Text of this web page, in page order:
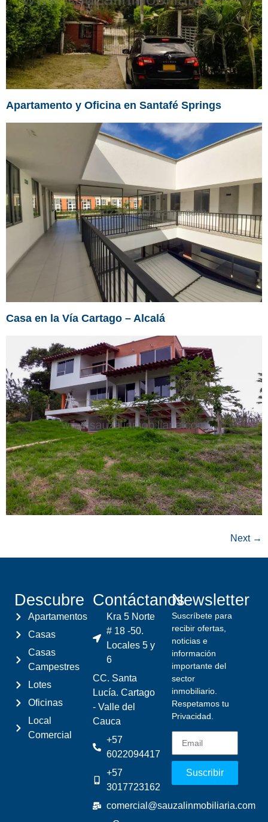
Apartamento y Oficina en Santafé Springs
Casa en la Vía Cartago – Alcalá
Next →
Descubre
Apartamentos
Casas
Casas
Campestres
Lotes
Oficinas
Local
Comercial
Contáctanos
Kra 5 Norte
# 18 -50.
Locales 5 y
6
CC. Santa
Lucía. Cartago
- Valle del
Cauca
+57
6022094417
+57
3017723162
comercial@sauzalinmobiliaria.com
Newsletter
Suscríbete para
recibir ofertas,
noticias e
información
importante del
sector
inmobiliario.
Respetamos tu
Privacidad.
Suscribir